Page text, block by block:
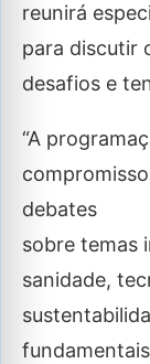
reunirá
para discutir
desafios e
“A
debates
sobre temas
sanidade,